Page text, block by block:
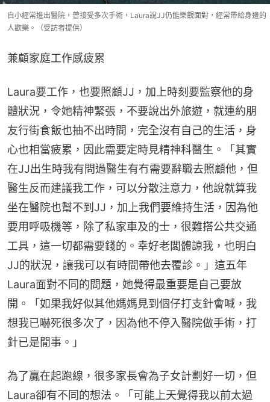
自小經常進出醫院，曾接受多次手術，Laura說JJ仍能樂觀面對，經常帶給身邊的
人歡樂。（受訪者提供）
兼顧家庭工作感疲累
Laura要工作，也要照顧JJ，加上時刻要監察他的身
體狀況，令她精神緊張，不要說出外旅遊，就連約朋
友行街食飯也抽不出時間，完全沒有自己的生活，身
心也相當疲累，因此需要定時見精神科醫生。「其實
在JJ出生時我有問過醫生有冇需要辭職去照顧他，但
醫生反而建議我工作，可以分散注意力，他說就算我
坐在醫院也幫不到JJ，加上我們要維持生活，因為他
要用呼吸機等，除了私家車及的士，很難搭公共交通
工具，這一切都需要錢的。幸好老闆體諒我，也明白
JJ的狀況，讓我可以有時間帶他去覆診。」這五年
Laura面對不同的問題，她覺得最重要是自己要放
開。「如果我好似其他媽媽見到個仔打支針會喊，我
想我已嚇死很多次了，因為他不停入醫院做手術，打
針已是閒事。」
為了贏在起跑線，很多家長會為子女計劃好一切，但
Laura卻有不同的想法。「可能上天覺得我以前太過